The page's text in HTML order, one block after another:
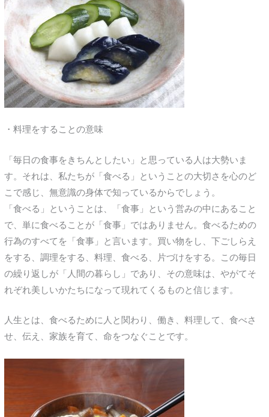
・料理をすることの意味
「毎日の食事をきちんとしたい」と思っている人は大勢いま
す。それは、私たちが「食べる」ということの大切さを心のど
こで感じ、無意識の身体で知っているからでしょう。
「食べる」ということは、「食事」という営みの中にあること
で、単に食べることが「食事」ではありません。食べるための
行為のすべてを「食事」と言います。買い物をし、下ごしらえ
をする、調理をする、料理、食べる、片づけをする。この毎日
の繰り返しが「人間の暮らし」であり、その意味は、やがてそ
れぞれ美しいかたちになって現れてくるものと信じます。
人生とは、食べるために人と関わり、働き、料理して、食べさ
せ、伝え、家族を育て、命をつなぐことです。